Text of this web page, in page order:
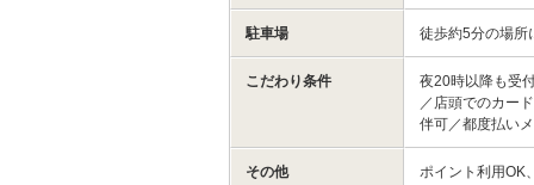
駐車場 徒歩約5分の場
こだわり条件
夜20時以降も受
／店頭でのカー
伴可／都度払い
その他 ポイント利用OK